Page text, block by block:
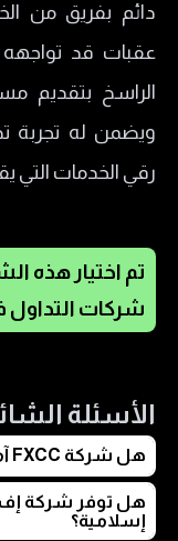
دائم بفريق من
عقبات قد تواجهه
الراسخ بتقديم
ويضمن له تجربة
رقي الخدمات التي
تم اختيار هذه
شركات التداول
الأسئلة
هل شركة FXCC آمنة؟
نعم، التداول مع
هل توفر شركة
إسلامية؟